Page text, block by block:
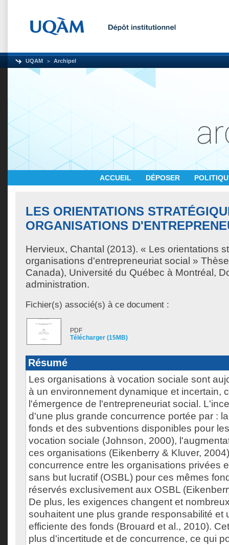
UQAM Archipel
ACCUEIL DÉPOSER
LES ORIENTATIONS
ORGANISATIONS
Hervieux, Chantal (2013). « Les orientations
organisations d'entrepreneuriat social »
Canada), Université du Québec à Montréal,
administration.
Fichier(s) associé(s) à ce document :
PDF
Télécharger (15MB)
Résumé
Les organisations à vocation sociale sont
à un environnement dynamique et incertain,
l'émergence de l'entrepreneuriat social.
d'une plus grande concurrence portée par :
fonds et des subventions disponibles pour
vocation sociale (Johnson, 2000),
ces organisations (Eikenberry & Kluver,
concurrence entre les organisations privées
sans but lucratif (OSBL) pour ces mêmes
réservés exclusivement aux OSBL
De plus, les exigences changent et
souhaitent une plus grande responsabilité et
efficiente des fonds (Brouard et al., 2010).
plus d'incertitude et de concurrence, ce qui